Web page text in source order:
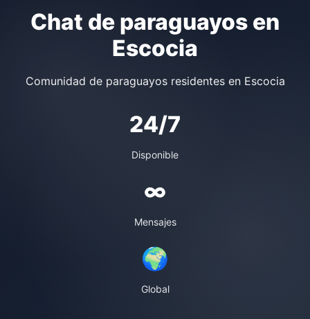
Chat de paraguayos en
Escocia
Comunidad de paraguayos residentes en Escocia
24/7
Disponible
∞
Mensajes
🌍
Global